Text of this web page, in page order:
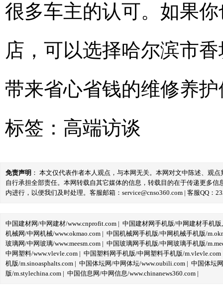
很多车主的认可。如果
店，可以选择哈尔滨市
带来省心省钱的维修养
标签： 高端访谈
免责声明 ： 本文仅代表作者本人观点，与本网无关。本网对文中陈述、观
自行承担全部责任。本网转载自其它媒体的信息，转载目的在于传递更多
内进行，以便我们及时处理。客服邮箱：service@cnso360.com | 客服QQ：
中国建材网/中网建材/www.cnprofit.com | 中国建材网手机版/中网建材手机版
机械网/中网机械/www.okmao.com | 中国机械网手机版/中网机械手机版/
玻璃网/中网玻璃/www.meesm.com | 中国玻璃网手机版/中网玻璃手机版/
中网塑料/www.vlevle.com | 中国塑料网手机版/中网塑料手机版/m.vlevle.com
机版/m.sinoasphalts.com | 中国体坛网/中网体坛/www.oubili.com | 中国体坛
版/m.stylechina.com | 中国信息网/中网信息/www.chinanews360.com |